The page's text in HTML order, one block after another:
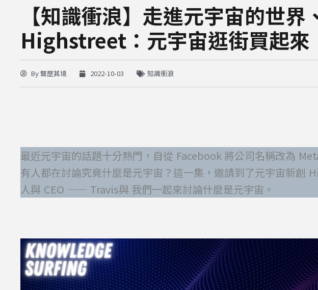
【知識衝浪】走進元宇宙的世界
Highstreet：元宇宙逛街買起來
By聲歷其境 2022-10-03 知識衝浪
最近元宇宙的話題十分熱門，自從 Facebook 將公司名稱改為
有人都在討論究竟什麼是元宇宙？這一集，邀請到了元宇宙新創
人與 CEO —— Travis與 我們一起來討論什麼是元宇宙。